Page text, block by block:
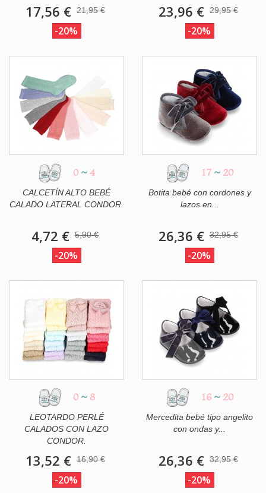
17,56 € 21,95 €
-20%
23,96 € 29,95 €
-20%
0 ~ 4
CALCETÍN ALTO BEBÉ
CALADO LATERAL CONDOR.
4,72 € 5,90 €
-20%
17 ~ 20
Botita bebé con cordones y
lazos en...
26,36 € 32,95 €
-20%
0 ~ 8
LEOTARDO PERLÉ
CALADOS CON LAZO
CONDOR.
13,52 € 16,90 €
-20%
16 ~ 20
Mercedita bebé tipo angelito
con ondas y...
26,36 € 32,95 €
-20%